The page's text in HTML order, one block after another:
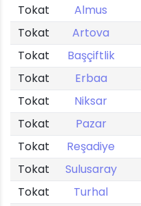
Tokat
Almus
Tokat
Artova
Tokat
Başçiftlik
Tokat
Erbaa
Tokat
Niksar
Tokat
Pazar
Tokat
Reşadiye
Tokat
Sulusaray
Tokat
Turhal